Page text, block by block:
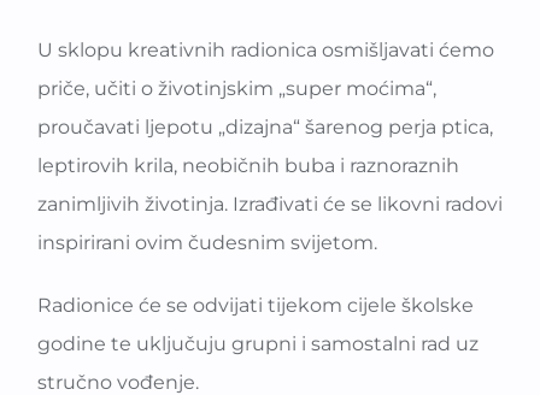
U sklopu kreativnih radionica osmišljavati ćemo
priče, učiti o životinjskim „super moćima“,
proučavati ljepotu „dizajna“ šarenog perja ptica,
leptirovih krila, neobičnih buba i raznoraznih
zanimljivih životinja. Izrađivati će se likovni radovi
inspirirani ovim čudesnim svijetom.
Radionice će se odvijati tijekom cijele školske
godine te uključuju grupni i samostalni rad uz
stručno vođenje.